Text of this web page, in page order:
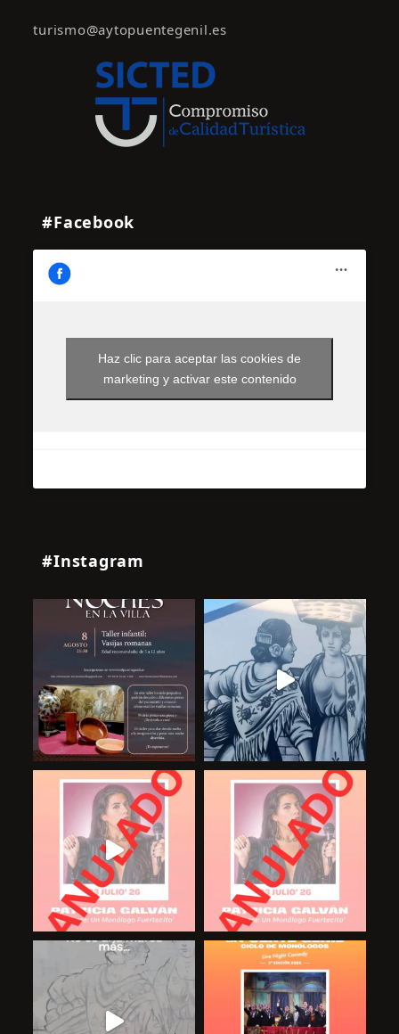
turismo@aytopuentegenil.es
#Facebook
Haz clic para aceptar las cookies de
marketing y activar este contenido
#Instagram